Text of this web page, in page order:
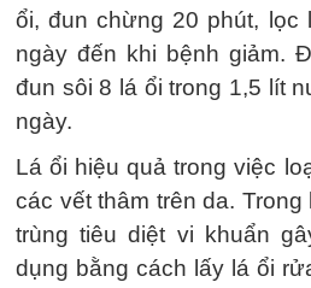
ổi, đun chừng 20 phút, lọc
ngày đến khi bệnh giảm.
đun sôi 8 lá ổi trong 1,5 lít
ngày.
Lá ổi hiệu quả trong việc
các vết thâm trên da.
trùng tiêu diệt vi khuẩn
dụng bằng cách lấy lá ổi